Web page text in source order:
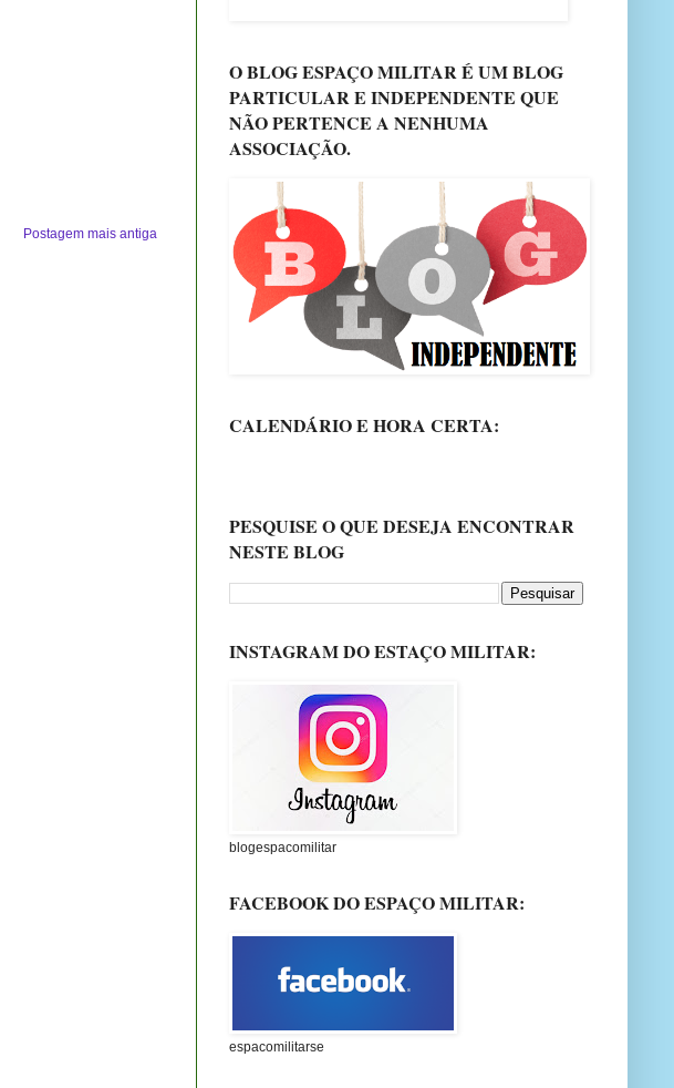
Postagem mais antiga
O BLOG ESPAÇO MILITAR É UM BLOG
PARTICULAR E INDEPENDENTE QUE
NÃO PERTENCE A NENHUMA
ASSOCIAÇÃO.
CALENDÁRIO E HORA CERTA:
PESQUISE O QUE DESEJA ENCONTRAR
NESTE BLOG
INSTAGRAM DO ESTAÇO MILITAR:
blogespacomilitar
FACEBOOK DO ESPAÇO MILITAR:
espacomilitarse